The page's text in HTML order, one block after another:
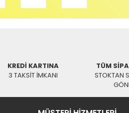
KREDİ KARTINA
3 TAKSİT İMKANI
TÜM
STOKTAN